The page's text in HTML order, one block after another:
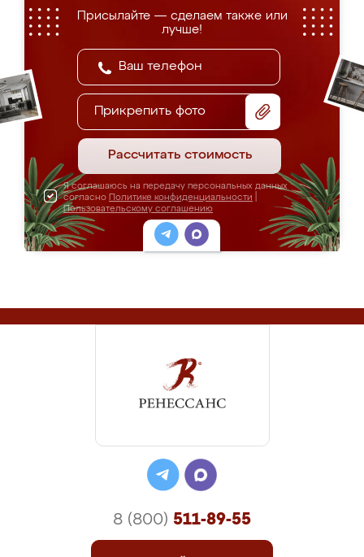
Присылайте — сделаем также или
лучше!
Прикрепить фото
Рассчитать стоимость
Я соглашаюсь на передачу персональных данных
согласно Политике конфиденциальности
Пользовательскому соглашению
8 (800) 511-89-55